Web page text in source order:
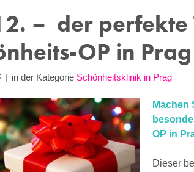
– der perfekte
OP in Prag
| in der Kategorie Schönheitsklinik in Prag
Machen
OP in
Dieser